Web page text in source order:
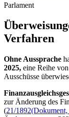
Parlament
Verfahren
Ohne Aussprache
2025, eine Reihe
Ausschüsse
zur Änderung des
(21/1892(Dokument,